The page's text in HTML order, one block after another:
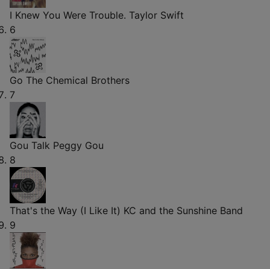
I Knew You Were Trouble. Taylor Swift
6
Go The Chemical Brothers
7
Gou Talk Peggy Gou
8
That's the Way (I Like It) KC and the Sunshine Band
9